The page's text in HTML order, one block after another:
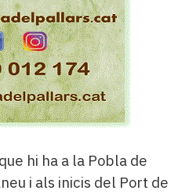
que hi ha a la Pobla de
i als inicis del Port de